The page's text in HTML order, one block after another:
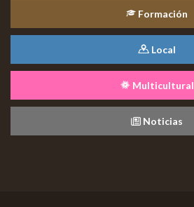
Formación
Local
Multicultural
Noticias